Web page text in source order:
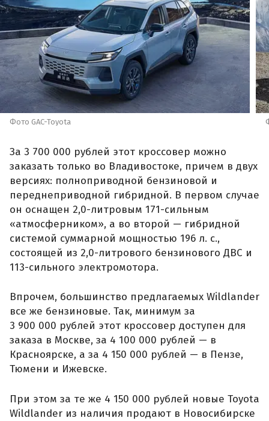
Фото GAC-Toyota
За 3 700 000 рублей этот кроссовер можно
заказать только во Владивостоке, причем в двух
версиях: полноприводной бензиновой и
переднеприводной гибридной. В первом случае
он оснащен 2,0-литровым 171-сильным
«атмосферником», а во второй — гибридной
системой суммарной мощностью 196 л. с.,
состоящей из 2,0-литрового бензинового ДВС и
113-сильного электромотора.
Впрочем, большинство предлагаемых Wildlander
все же бензиновые. Так, минимум за
3 900 000 рублей этот кроссовер доступен для
заказа в Москве, за 4 100 000 рублей — в
Красноярске, а за 4 150 000 рублей — в Пензе,
Тюмени и Ижевске.
При этом за те же 4 150 000 рублей новые Toyota
Wildlander из наличия продают в Новосибирске